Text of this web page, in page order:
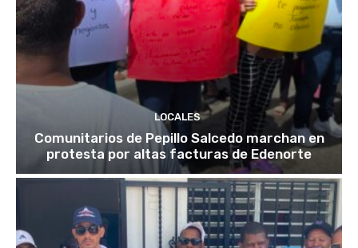
LOCALES
Comunitarios de Pepillo Salcedo marchan en
protesta por altas facturas de Edenorte